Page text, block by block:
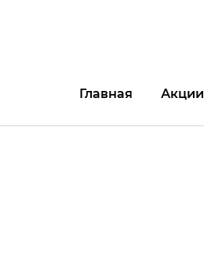
Главная Акции